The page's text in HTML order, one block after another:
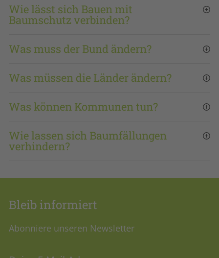
Wie lässt sich Bauen mit
Baumschutz verbinden?
Was muss der Bund ändern?
Was müssen die Länder ändern?
Was können Kommunen tun?
Wie lassen sich Baumfällungen
verhindern?
Bleib informiert
Abonniere unseren Newsletter